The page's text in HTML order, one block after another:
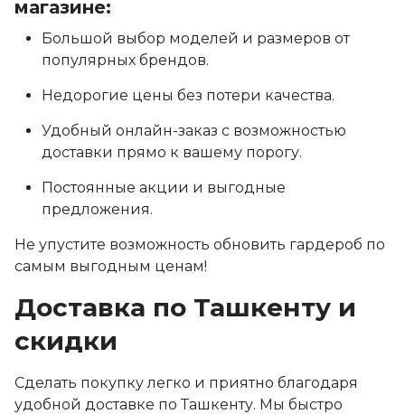
магазине:
Большой выбор моделей и размеров от
популярных брендов.
Недорогие цены без потери качества.
Удобный онлайн-заказ с возможностью
доставки прямо к вашему порогу.
Постоянные акции и выгодные
предложения.
Не упустите возможность обновить гардероб по
самым выгодным ценам!
Доставка по Ташкенту и
скидки
Сделать покупку легко и приятно благодаря
удобной доставке по Ташкенту. Мы быстро